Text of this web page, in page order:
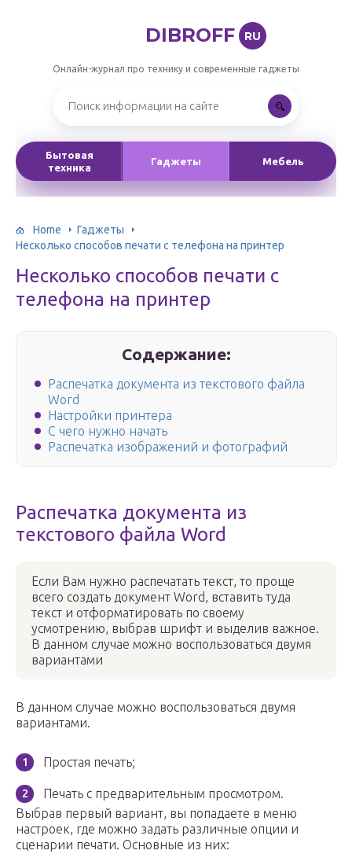
DIBROFF RU
Онлайн-журнал про технику и современные гаджеты
Бытовая
техника
Гаджеты Мебель
Home
Гаджеты
Несколько способов печати с телефона на принтер
Несколько способов печати с
телефона на принтер
Содержание:
Распечатка документа из текстового файла
Word
Настройки принтера
С чего нужно начать
Распечатка изображений и фотографий
Распечатка документа из
текстового файла Word
Если Вам нужно распечатать текст, то проще
всего создать документ Word, вставить туда
текст и отформатировать по своему
усмотрению, выбрав шрифт и выделив важное.
В данном случае можно воспользоваться двумя
вариантами
В данном случае можно воспользоваться двумя
вариантами.
Простая печать;
Печать с предварительным просмотром.
Выбрав первый вариант, вы попадаете в меню
настроек, где можно задать различные опции и
сценарии печати. Основные из них: